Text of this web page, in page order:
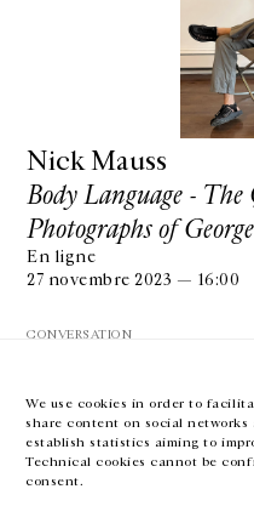
We use cookies in order to
share content on social
establish statistics aiming to
Technical cookies cannot be
consent.
Nick Mauss
Body Language - The
Photographs of
En ligne
27 novembre 2023 — 16:00
CONVERSATION
GALERIE CHANTAL CROUSEL
T.+33 1 42 77 38 87
GALERIE@CROUSEL.COM
HORAIRES D'OUVERTURE
DU MARDI AU VENDREDI
10H-18H
LE SAMEDI
EN FR 中文 Facebook
Inscrivez-vous à notre newsletter